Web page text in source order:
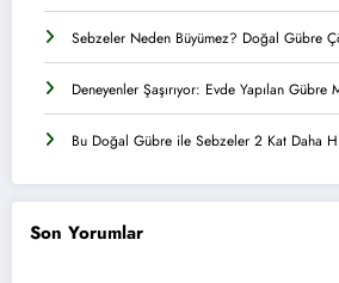
Sebzeler Neden Büyümez? Doğal Gübre
Deneyenler Şaşırıyor: Evde Yapılan Gübre
Bu Doğal Gübre ile Sebzeler 2 Kat Daha
Son Yorumlar